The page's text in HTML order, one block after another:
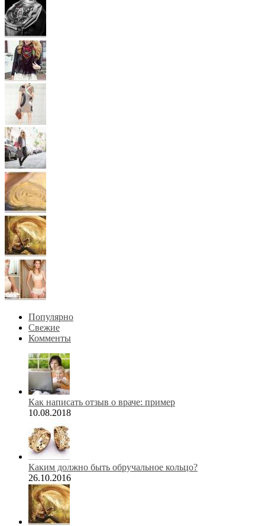
Популярно
Свежие
Комменты
Как написать отзыв о враче: пример
10.08.2018
Каким должно быть обручальное кольцо?
26.10.2016